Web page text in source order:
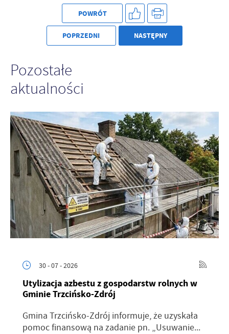
POWRÓT
POPRZEDNI NASTĘPNY
Pozostałe
aktualności
30 - 07 - 2026
Utylizacja azbestu z gospodarstw rolnych w
Gminie Trzcińsko-Zdrój
Gmina Trzcińsko-Zdrój informuje, że uzyskała
pomoc finansową na zadanie pn. „Usuwanie...